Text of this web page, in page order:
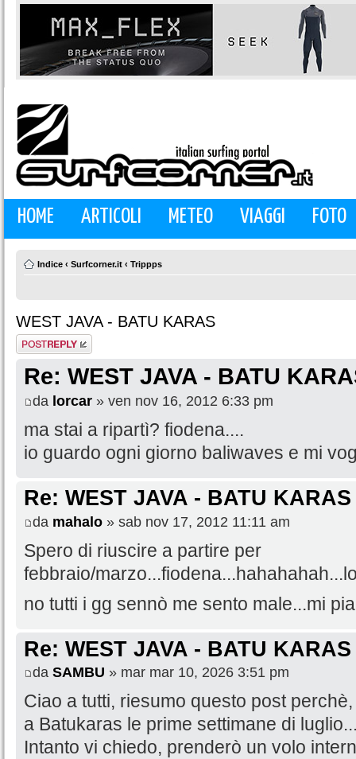
HOME ARTICOLI METEO VIAGGI FOTO
Indice ‹ Surfcorner.it ‹ Trippps
WEST JAVA - BATU KARAS
Rispondi al
messaggio
Re: WEST JAVA - BATU
da lorcar » ven nov 16, 2012 6:33 pm
ma stai a ripartì? fiodena....
io guardo ogni giorno baliwaves e mi
Re: WEST JAVA - BATU KARAS
da mahalo » sab nov 17, 2012 11:11 am
Spero di riuscire a partire per
febbraio/
no tutti i gg sennò me sento male...mi
Re: WEST JAVA - BATU KARAS
da SAMBU » mar mar 10, 2026 3:51 pm
Ciao a tutti, riesumo questo post
a Batukaras le prime settimane di
Intanto vi chiedo, prenderò un volo